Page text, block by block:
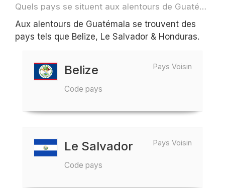
Quels pays se situent aux alentours de Guatémala par exemple pour des voyage ou des vols
Aux alentours de Guatémala se trouvent des
pays tels que Belize, Le Salvador & Honduras.
Pays Voisin
Belize
Code pays
Pays Voisin
Le Salvador
Code pays